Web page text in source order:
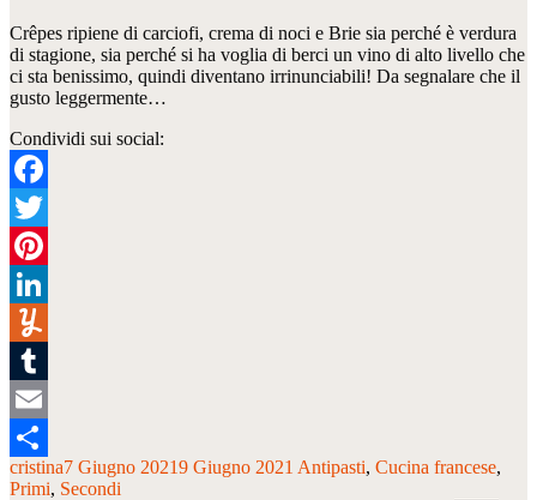
Crêpes ripiene di carciofi, crema di noci e Brie sia perché è verdura
di stagione, sia perché si ha voglia di berci un vino di alto livello che
ci sta benissimo, quindi diventano irrinunciabili! Da segnalare che il
gusto leggermente…
Condividi sui social:
Facebook
Twitter
Pinterest
LinkedIn
Yummly
Tumblr
Email
Condividi
cristina7 Giugno 20219 Giugno 2021 Antipasti Cucina francese
Primi Secondi